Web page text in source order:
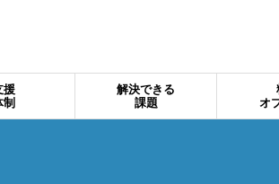
援
制
解決できる
課題
オ